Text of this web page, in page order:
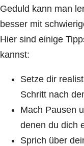
Geduld kann man
besser mit
Hier sind einige
kannst:
Setze dir
Schritt nach
Mach Pausen
denen du dich
Sprich über